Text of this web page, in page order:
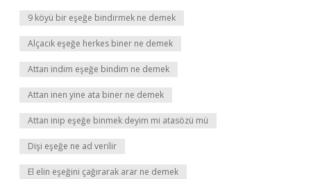
9 köyü bir eşeğe bindirmek ne demek
Alçacık eşeğe herkes biner ne demek
Attan indim eşeğe bindim ne demek
Attan inen yine ata biner ne demek
Attan inip eşeğe binmek deyim mi atasözü mü
Dişi eşeğe ne ad verilir
El elin eşeğini çağırarak arar ne demek